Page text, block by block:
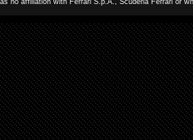
no affiliation with Ferrari S.p.A., Scuderia Ferrari or